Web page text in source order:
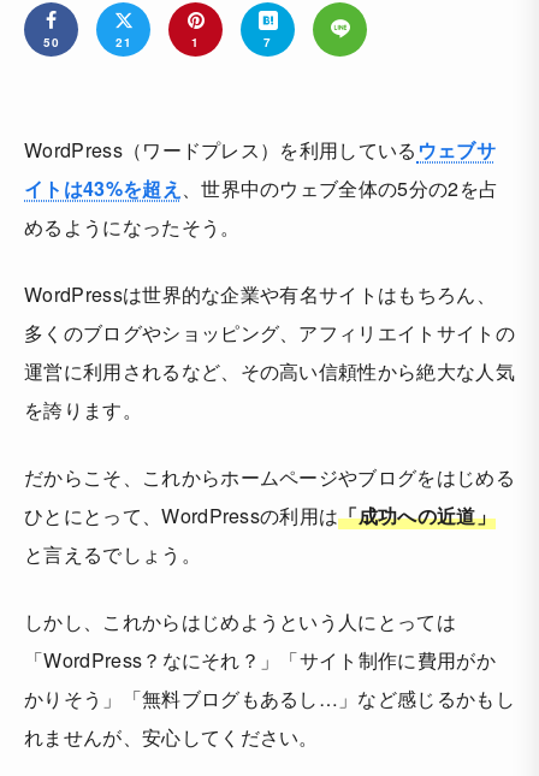
50 21 1 7
WordPress（ワードプレス）を利用している ウェブサ
イトは43%を超え 、世界中のウェブ全体の5分の2を占
めるようになったそう。
WordPressは世界的な企業や有名サイトはもちろん、
多くのブログやショッピング、アフィリエイトサイトの
運営に利用されるなど、その高い信頼性から絶大な人気
を誇ります。
だからこそ、これからホームページやブログをはじめる
ひとにとって、WordPressの利用は「成功への近道」
と言えるでしょう。
しかし、これからはじめようという人にとっては
「WordPress？なにそれ？」「サイト制作に費用がか
かりそう」「無料ブログもあるし…」など感じるかもし
れませんが、安心してください。